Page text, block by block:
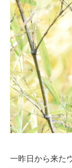
一昨日から来た